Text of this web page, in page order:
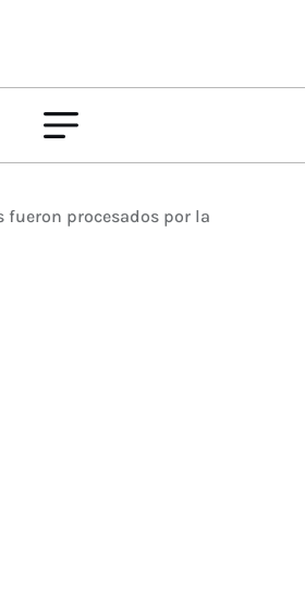
fueron procesados por la